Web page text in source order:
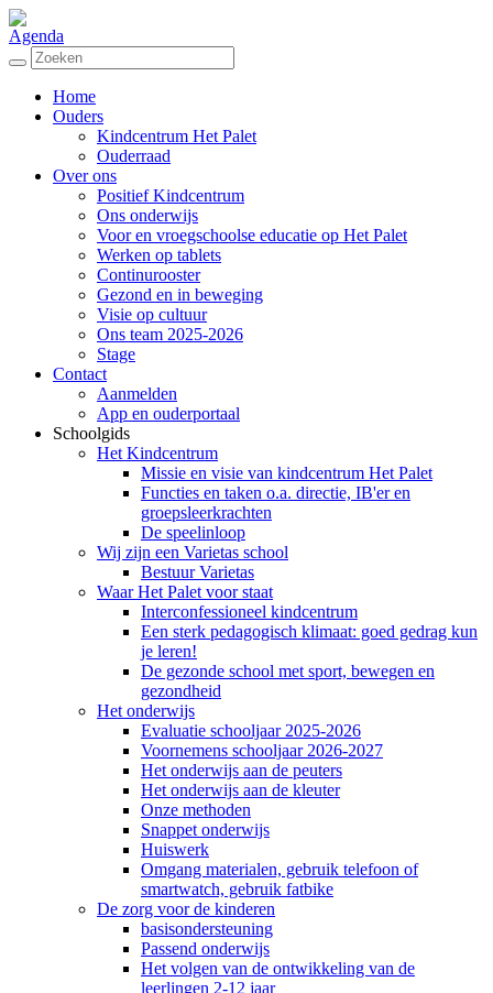
Agenda
Home
Ouders
Kindcentrum Het Palet
Ouderraad
Over ons
Positief Kindcentrum
Ons onderwijs
Voor en vroegschoolse educatie op Het Palet
Werken op tablets
Continurooster
Gezond en in beweging
Visie op cultuur
Ons team 2025-2026
Stage
Contact
Aanmelden
App en ouderportaal
Schoolgids
Het Kindcentrum
Missie en visie van kindcentrum Het Palet
Functies en taken o.a. directie, IB'er en
groepsleerkrachten
De speelinloop
Wij zijn een Varietas school
Bestuur Varietas
Waar Het Palet voor staat
Interconfessioneel kindcentrum
Een sterk pedagogisch klimaat: goed gedrag kun
je leren!
De gezonde school met sport, bewegen en
gezondheid
Het onderwijs
Evaluatie schooljaar 2025-2026
Voornemens schooljaar 2026-2027
Het onderwijs aan de peuters
Het onderwijs aan de kleuter
Onze methoden
Snappet onderwijs
Huiswerk
Omgang materialen, gebruik telefoon of
smartwatch, gebruik fatbike
De zorg voor de kinderen
basisondersteuning
Passend onderwijs
Het volgen van de ontwikkeling van de
leerlingen 2-12 jaar